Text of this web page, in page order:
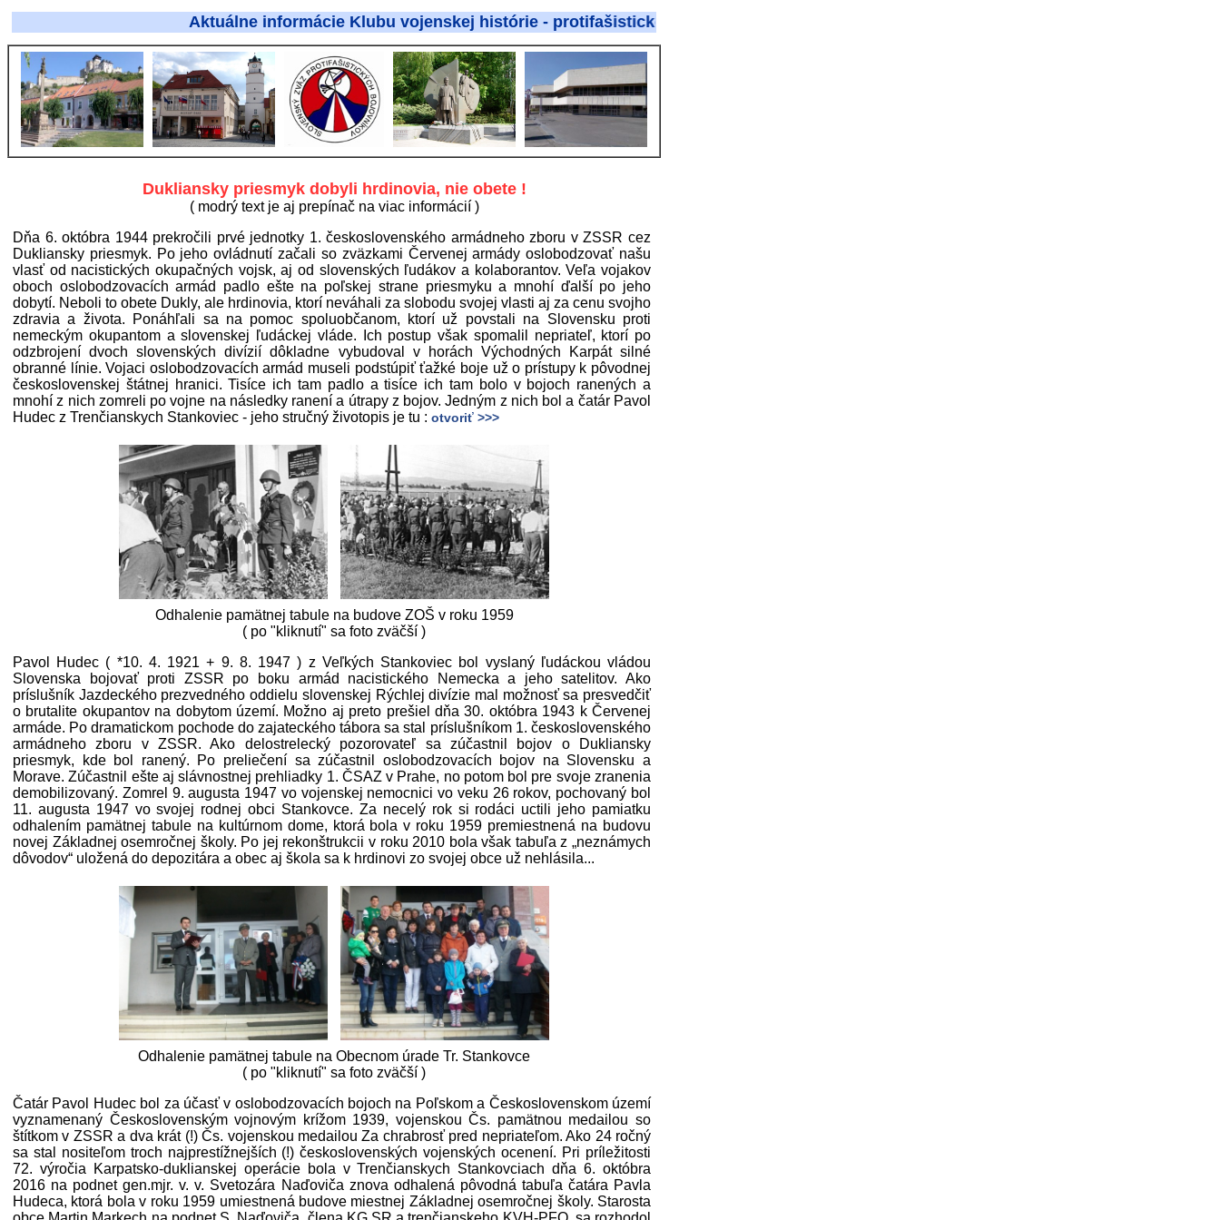
Aktuálne informácie Klubu vojenskej histórie - protifašistického odboja
Dukliansky priesmyk dobyli hrdinovia, nie obete !
( modrý text je aj prepínač na viac informácií )
Dňa 6. októbra 1944 prekročili prvé jednotky 1. československého armádneho zboru v ZSSR cez
Dukliansky priesmyk. Po jeho ovládnutí začali so zväzkami Červenej armády oslobodzovať našu
vlasť od nacistických okupačných vojsk, aj od slovenských ľudákov a kolaborantov. Veľa vojakov
oboch oslobodzovacích armád padlo ešte na poľskej strane priesmyku a mnohí ďalší po jeho
dobytí. Neboli to obete Dukly, ale hrdinovia, ktorí neváhali za slobodu svojej vlasti aj za cenu svojho
zdravia a života. Ponáhľali sa na pomoc spoluobčanom, ktorí už povstali na Slovensku proti
nemeckým okupantom a slovenskej ľudáckej vláde. Ich postup však spomalil nepriateľ, ktorí po
odzbrojení dvoch slovenských divízií dôkladne vybudoval v horách Východných Karpát silné
obranné línie. Vojaci oslobodzovacích armád museli podstúpiť ťažké boje už o prístupy k pôvodnej
československej štátnej hranici. Tisíce ich tam padlo a tisíce ich tam bolo v bojoch ranených a
mnohí z nich zomreli po vojne na následky ranení a útrapy z bojov. Jedným z nich bol a čatár Pavol
Hudec z Trenčianskych Stankoviec - jeho stručný životopis je tu : otvoriť >>>
Odhalenie pamätnej tabule na budove ZOŠ v roku 1959
( po "kliknutí" sa foto zväčší )
Pavol Hudec ( *10. 4. 1921 + 9. 8. 1947 ) z Veľkých Stankoviec bol vyslaný ľudáckou vládou
Slovenska bojovať proti ZSSR po boku armád nacistického Nemecka a jeho satelitov. Ako
príslušník Jazdeckého prezvedného oddielu slovenskej Rýchlej divízie mal možnosť sa presvedčiť
o brutalite okupantov na dobytom území. Možno aj preto prešiel dňa 30. októbra 1943 k Červenej
armáde. Po dramatickom pochode do zajateckého tábora sa stal príslušníkom 1. československého
armádneho zboru v ZSSR. Ako delostrelecký pozorovateľ sa zúčastnil bojov o Dukliansky
priesmyk, kde bol ranený. Po preliečení sa zúčastnil oslobodzovacích bojov na Slovensku a
Morave. Zúčastnil ešte aj slávnostnej prehliadky 1. ČSAZ v Prahe, no potom bol pre svoje zranenia
demobilizovaný. Zomrel 9. augusta 1947 vo vojenskej nemocnici vo veku 26 rokov, pochovaný bol
11. augusta 1947 vo svojej rodnej obci Stankovce. Za necelý rok si rodáci uctili jeho pamiatku
odhalením pamätnej tabule na kultúrnom dome, ktorá bola v roku 1959 premiestnená na budovu
novej Základnej osemročnej školy. Po jej rekonštrukcii v roku 2010 bola však tabuľa z „neznámych
dôvodov“ uložená do depozitára a obec aj škola sa k hrdinovi zo svojej obce už nehlásila...
Odhalenie pamätnej tabule na Obecnom úrade Tr. Stankovce
( po "kliknutí" sa foto zväčší )
Čatár Pavol Hudec bol za účasť v oslobodzovacích bojoch na Poľskom a Československom území
vyznamenaný Československým vojnovým krížom 1939, vojenskou Čs. pamätnou medailou so
štítkom v ZSSR a dva krát (!) Čs. vojenskou medailou Za chrabrosť pred nepriateľom. Ako 24 ročný
sa stal nositeľom troch najprestížnejších (!) československých vojenských ocenení. Pri príležitosti
72. výročia Karpatsko-duklianskej operácie bola v Trenčianskych Stankovciach dňa 6. októbra
2016 na podnet gen.mjr. v. v. Svetozára Naďoviča znova odhalená pôvodná tabuľa čatára Pavla
Hudeca, ktorá bola v roku 1959 umiestnená budove miestnej Základnej osemročnej školy. Starosta